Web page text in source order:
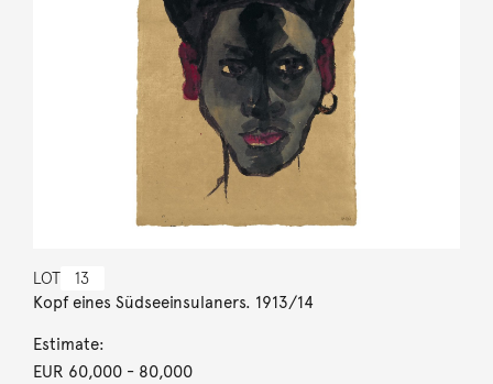
LOT 13
Kopf eines Südseeinsulaners. 1913/14
Estimate:
EUR 60,000- 80,000